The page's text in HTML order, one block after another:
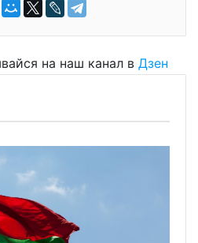
на наш канал в Дзен